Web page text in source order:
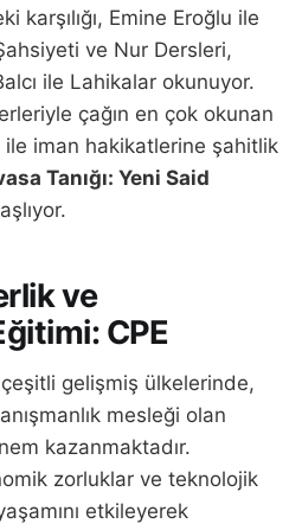
karşılığı, Emine Eroğlu ile
ve Nur Dersleri,
ile Lahikalar okunuyor.
çağın en çok okunan
ile iman hakikatlerine şahitlik
Tanığı: Yeni Said
ve
CPE
gelişmiş ülkelerinde,
mesleği olan
kazanmaktadır.
zorluklar ve teknolojik
etkileyerek